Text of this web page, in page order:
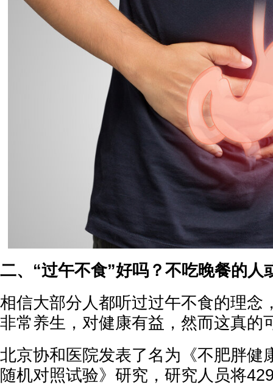
二、“过午不食”好吗？不吃晚餐的人
相信大部分人都听过过午不食的理念
非常养生，对健康有益，然而这真的
北京协和医院发表了名为《不肥胖健
随机对照试验》研究，研究人员将